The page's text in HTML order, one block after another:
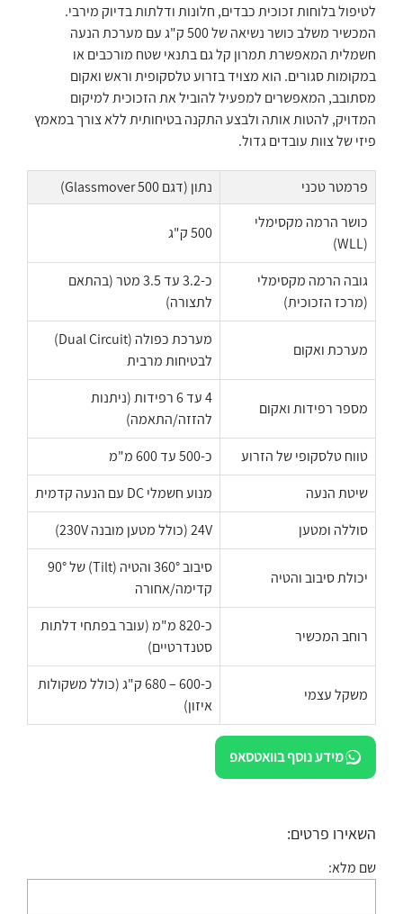
לטיפול בלוחות זכוכית כבדים, חלונות ודלתות בדיוק מירבי.
המכשיר משלב כושר נשיאה של 500 ק"ג עם מערכת הנעה
חשמלית המאפשרת תמרון קל גם בתנאי שטח מורכבים או
במקומות סגורים. הוא מצויד בזרוע טלסקופית וראש ואקום
מסתובב, המאפשרים למפעיל להוביל את הזכוכית למיקום
המדויק, להטות אותה ולבצע התקנה בטיחותית ללא צורך במאמץ
פיזי של צוות עובדים גדול.
פרמטר טכני
נתון (דגם Glassmover 500)
כושר הרמה מקסימלי
(WLL)
500 ק"ג
גובה הרמה מקסימלי
(מרכז הזכוכית)
כ-3.2 עד 3.5 מטר (בהתאם
לתצורה)
מערכת ואקום
מערכת כפולה (Dual Circuit)
לבטיחות מרבית
מספר רפידות ואקום
4 עד 6 רפידות (ניתנות
להזזה/התאמה)
טווח טלסקופי של הזרוע
כ-500 עד 600 מ"מ
שיטת הנעה
מנוע חשמלי DC עם הנעה קדמית
סוללה ומטען
24V (כולל מטען מובנה 230V)
יכולת סיבוב והטיה
סיבוב 360° והטיה (Tilt) של 90°
קדימה/אחורה
רוחב המכשיר
כ-820 מ"מ (עובר בפתחי דלתות
סטנדרטיים)
משקל עצמי
כ-600 – 680 ק"ג (כולל משקולות
איזון)
מידע נוסף בוואטסאפ
השאירו פרטים:
שם מלא: